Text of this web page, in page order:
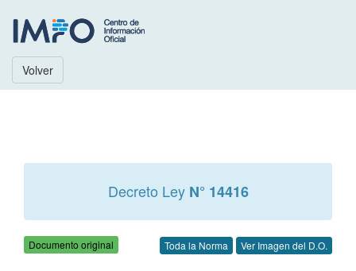
Volver
Decreto Ley N° 14416
Documento original Toda la Norma Ver Imagen del D.O.